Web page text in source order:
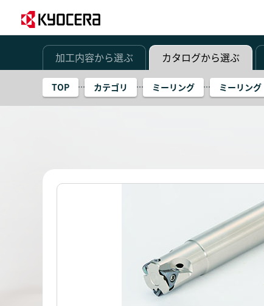
加工内容から選ぶ カタログから選ぶ
TOP カテゴリ ミーリング ミーリング